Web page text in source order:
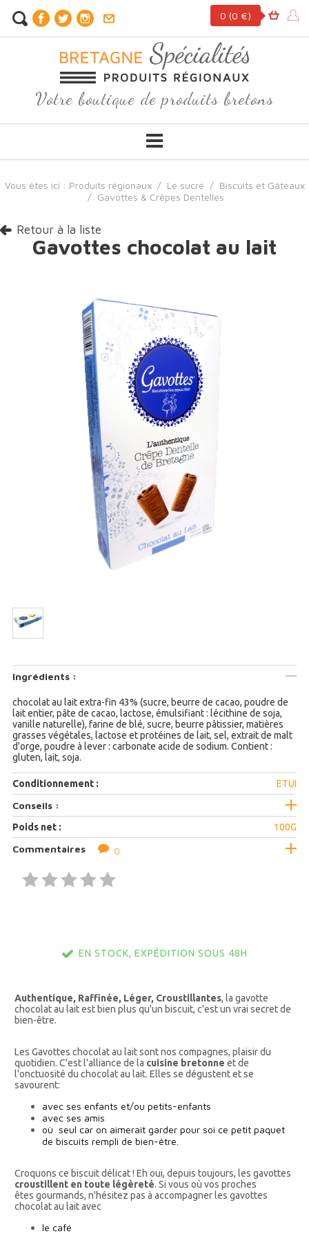
Votre boutique de produits bretons
0 (0 €)
Vous êtes ici : Produits régionaux/ Le sucré / Biscuits et Gâteaux
/ Gavottes & Crêpes Dentelles
Retour à la liste
Gavottes chocolat au lait
Ingrédients :
chocolat au lait extra-fin 43% (sucre, beurre de cacao, poudre de
lait entier, pâte de cacao, lactose, émulsifiant : lécithine de soja,
vanille naturelle), farine de blé, sucre, beurre pâtissier, matières
grasses végétales, lactose et protéines de lait, sel, extrait de malt
d'orge, poudre à lever : carbonate acide de sodium. Contient :
gluten, lait, soja.
Conditionnement : ETUI
Conseils :
Poids net : 100G
Commentaires 0
EN STOCK, EXPÉDITION SOUS 48H
Authentique, Raffinée, Léger, Croustillantes, la gavotte
chocolat au lait est bien plus qu'un biscuit, c'est un vrai secret de
bien-être.
Les Gavottes chocolat au lait sont nos compagnes, plaisir du
quotidien. C'est l'alliance de la cuisine bretonne et de
l'onctuosité du chocolat au lait. Elles se dégustent et se
savourent:
avec ses enfants et/ou petits-enfants
avec ses amis
où seul car on aimerait garder pour soi ce petit paquet
de biscuits rempli de bien-être.
Croquons ce biscuit délicat ! Eh oui, depuis toujours, les gavottes
croustillent en toute légèreté. Si vous où vos proches
êtes gourmands, n'hésitez pas à accompagner les gavottes
chocolat au lait avec
le café